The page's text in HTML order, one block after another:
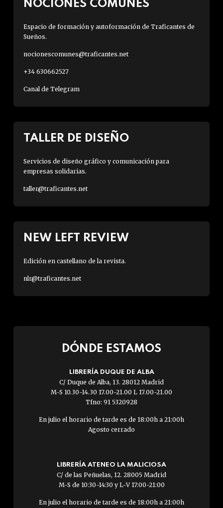
NOCIONES COMUNES
Espacio de formación y autoformación de Traficantes de
Sueños.
nocionescomunes@traficantes.net
+34 630662527
Canal de Telegram
TALLER DE DISEÑO
Servicios de diseño gráfico y comunicación para
empresas solidarias.
taller@traficantes.net
NEW LEFT REVIEW
Edición en castellano de la revista.
nlr@traficantes.net
DÓNDE ESTAMOS
LIBRERÍA DUQUE DE ALBA
C/ Duque de Alba, 13. 28012 Madrid
M-S 10.30-14.30 17.00-21.00 L 17.00-21.00
Tfno: 91 5320928
En julio el horario de tarde es de 18:00h a 21:00h
Agosto cerrado
LIBRERÍA ATENEO LA MALICIOSA
C/ de las Peñuelas, 12. 28005 Madrid
M-S de 10:30-14:30 y L-V 17:00-21:00
En julio el horario de tarde es de 18:00h a 21:00h